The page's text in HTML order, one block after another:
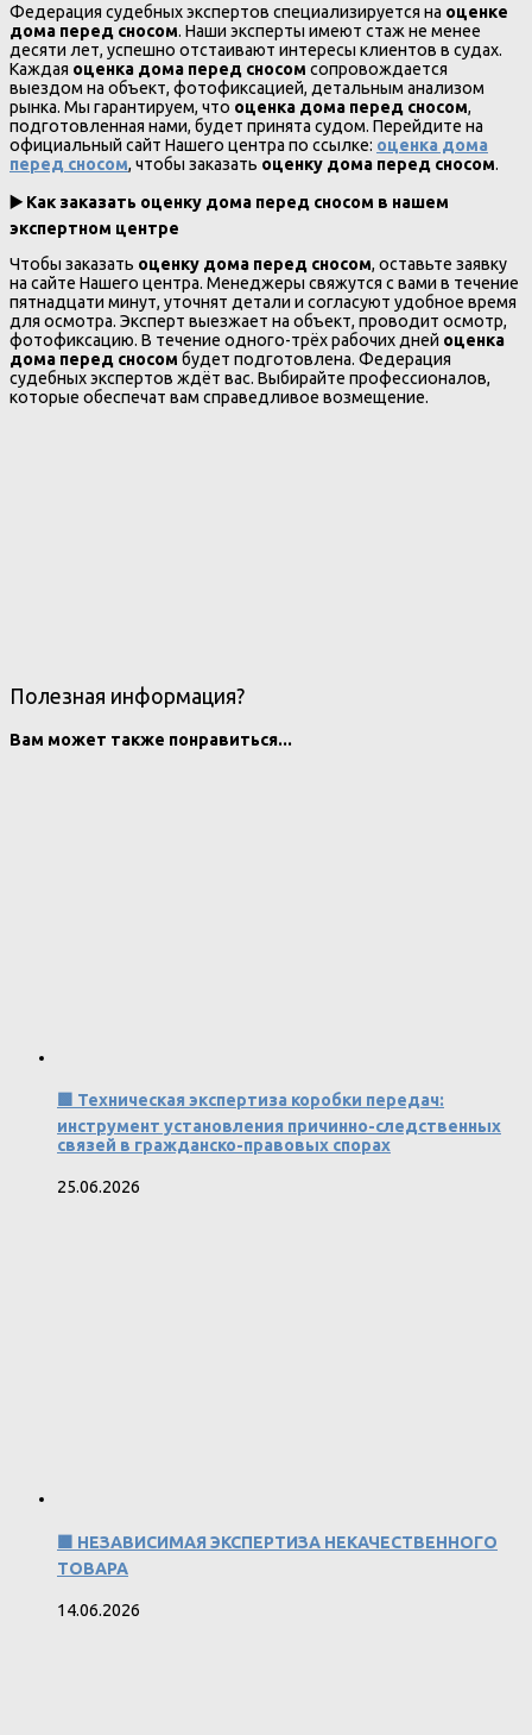
Федерация судебных экспертов специализируется на оценке
дома перед сносом. Наши эксперты имеют стаж не менее
десяти лет, успешно отстаивают интересы клиентов в судах.
Каждая оценка дома перед сносом сопровождается
выездом на объект, фотофиксацией, детальным анализом
рынка. Мы гарантируем, что оценка дома перед сносом,
подготовленная нами, будет принята судом. Перейдите на
официальный сайт Нашего центра по ссылке: оценка дома
перед сносом, чтобы заказать оценку дома перед сносом.
▶️ Как заказать оценку дома перед сносом в нашем
экспертном центре
Чтобы заказать оценку дома перед сносом, оставьте заявку
на сайте Нашего центра. Менеджеры свяжутся с вами в течение
пятнадцати минут, уточнят детали и согласуют удобное время
для осмотра. Эксперт выезжает на объект, проводит осмотр,
фотофиксацию. В течение одного-трёх рабочих дней оценка
дома перед сносом будет подготовлена. Федерация
судебных экспертов ждёт вас. Выбирайте профессионалов,
которые обеспечат вам справедливое возмещение.
Полезная информация?
Вам может также понравиться...
🟩 Техническая экспертиза коробки передач:
инструмент установления причинно-следственных
связей в гражданско-правовых спорах
25.06.2026
🟧 НЕЗАВИСИМАЯ ЭКСПЕРТИЗА НЕКАЧЕСТВЕННОГО
ТОВАРА
14.06.2026